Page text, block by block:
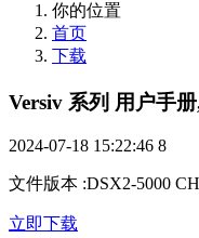
你的位置
首页
下载
Versiv 系列 用户手
2024-07-18 15:22:46 8
文件版本 :DSX2-5000
立即下载